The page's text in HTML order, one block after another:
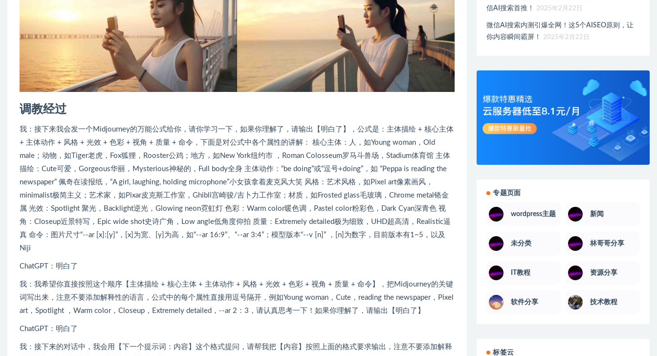
调教经过
我：接下来我会发一个Midjourney的万能公式给你，请你学习一下，如果你理解了，请输出【明白了】，公式是：主体描绘 + 核心主体
+ 主体动作 + 风格 + 光效 + 色彩 + 视角 + 质量 + 命令，下面是对公式中各个属性的讲解： 核心主体：人，如Young woman，Old
male；动物，如Tiger老虎，Fox狐狸，Rooster公鸡；地方，如New York纽约市 ，Roman Colosseum罗马斗兽场，Stadium体育馆 主体
描绘：Cute可爱，Gorgeous华丽，Mysterious神秘的，Full body全身 主体动作：“be doing”或“逗号+doing”，如 “Peppa is reading the
newspaper” 佩奇在读报纸，“A girl, laughing, holding microphone”小女孩拿着麦克风大笑 风格：艺术风格，如Pixel art像素画风，
minimalist极简主义；艺术家，如Pixar皮克斯工作室，Ghibli宫崎骏/吉卜力工作室；材质，如Frosted glass毛玻璃，Chrome metal铬金
属 光效：Spotlight 聚光，Backlight逆光，Glowing neon霓虹灯 色彩：Warm color暖色调，Pastel color粉彩色，Dark Cyan深青色 视
角：Closeup近景特写，Epic wide shot史诗广角，Low angle低角度仰拍 质量：Extremely detailed极为细致，UHD超高清，Realistic逼
真 命令：图片尺寸“--ar [x]:[y]”，[x]为宽、[y]为高，如“--ar 16:9”、“--ar 3:4”；模型版本“--v [n]” ，[n]为数字，目前版本有1~5，以及
Niji
ChatGPT：明白了
我：我希望你直接按照这个顺序【主体描绘 + 核心主体 + 主体动作 + 风格 + 光效 + 色彩 + 视角 + 质量 + 命令】，把Midjourney的关键
词写出来，注意不要添加解释性的语言，公式中的每个属性直接用逗号隔开，例如Young woman，Cute，reading the newspaper，Pixel
art，Spotlight ，Warm color，Closeup，Extremely detailed，--ar 2：3，请认真思考一下！如果你理解了，请输出【明白了】
ChatGPT：明白了
我：接下来的对话中，我会用【下一个提示词：内容】这个格式提问，请帮我把【内容】按照上面的格式要求输出，注意不要添加解释
信AI搜索首推！
2025年2月22日
微信AI搜索内测引爆全网！这5个AISEO原则，让
你内容瞬间霸屏！
2025年2月22日
专题页面
wordpress主题 新闻
未分类 林哥哥分享
IT教程 资源分享
软件分享 技术教程
标签云